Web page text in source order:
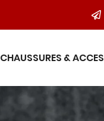
CHAUSSURES &